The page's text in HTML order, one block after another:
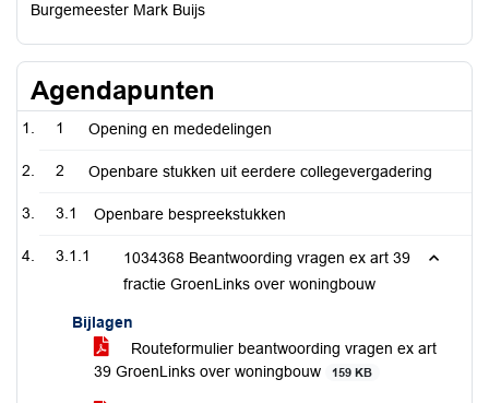
Burgemeester Mark Buijs
Agendapunten
1 Opening en mededelingen
2 Openbare stukken uit eerdere collegevergadering
3.1 Openbare bespreekstukken
3.1.1
1034368 Beantwoording vragen ex art 39
fractie GroenLinks over woningbouw
Bijlagen
Routeformulier beantwoording vragen ex art
39 GroenLinks over woningbouw
159 KB